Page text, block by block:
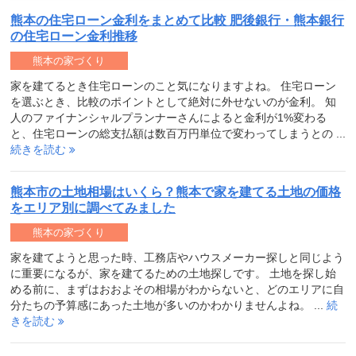
熊本の住宅ローン金利をまとめて比較 肥後銀行・熊本銀行
の住宅ローン金利推移
家を建てるとき住宅ローンのこと気になりますよね。 住宅ローン
を選ぶとき、比較のポイントとして絶対に外せないのが金利。 知
人のファイナンシャルプランナーさんによると金利が1%変わる
と、住宅ローンの総支払額は数百万円単位で変わってしまうとの ...
続きを読む
熊本の家づくり
熊本市の土地相場はいくら？熊本で家を建てる土地の価格
をエリア別に調べてみました
家を建てようと思った時、工務店やハウスメーカー探しと同じよう
に重要になるが、家を建てるための土地探しです。 土地を探し始
める前に、まずはおおよその相場がわからないと、どのエリアに自
分たちの予算感にあった土地が多いのかわかりませんよね。 ... 続
きを読む
熊本の家づくり